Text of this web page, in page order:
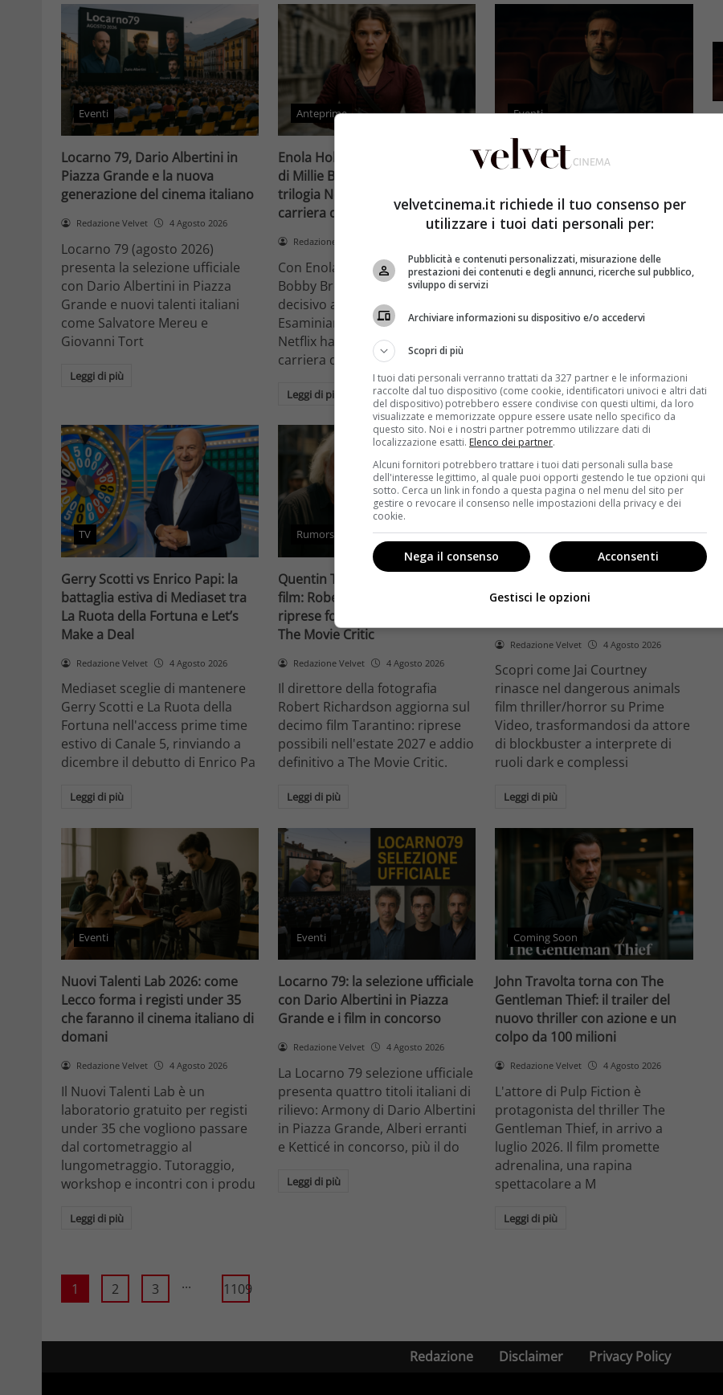
Eventi
Locarno 79, Dario Albertini in
Piazza Grande e la nuova
generazione del cinema italiano
Redazione Velvet 4 Agosto 2026
Locarno 79 (agosto 2026)
presenta la selezione ufficiale
con Dario Albertini in Piazza
Grande e nuovi talenti italiani
come Salvatore Mereu e
Giovanni Tort
Leggi di più
Anteprime
Enola Holmes 3 e il grande salto
di Millie Bobby Brown: come la
trilogia Netflix ha stravolto la
carriera di una star
Redazione Velvet
Con Enola Holmes 3, Millie
Bobby Brown compie un salto
decisivo a Hollywood.
Esaminiamo come la trilogia
Netflix ha trasformato la sua
carriera da attrice
Leggi di più
Eventi
Al cinema italiano manca una
Ciné di Riccione su opere prime
e genere
Il cinema italiano opere prime
ricambio generazionale e
Leggi di più
TV
Gerry Scotti vs Enrico Papi: la
battaglia estiva di Mediaset tra
La Ruota della Fortuna e Let’s
Make a Deal
Redazione Velvet 4 Agosto 2026
Mediaset sceglie di mantenere
Gerry Scotti e La Ruota della
Fortuna nell'access prime time
estivo di Canale 5, rinviando a
dicembre il debutto di Enrico Pa
Leggi di più
Rumors
Quentin Tarantino e il decimo
film: Robert Richardson rivela
riprese forse nel 2027 e l’addio a
The Movie Critic
Redazione Velvet 4 Agosto 2026
Il direttore della fotografia
Robert Richardson aggiorna sul
decimo film Tarantino: riprese
possibili nell'estate 2027 e addio
definitivo a The Movie Critic.
Leggi di più
Anteprime
Dangerous Animals su Prime
Redazione Velvet 4 Agosto 2026
Scopri come Jai Courtney
rinasce nel dangerous animals
film thriller/horror su Prime
Video, trasformandosi da attore
di blockbuster a interprete di
ruoli dark e complessi
Leggi di più
Eventi
Nuovi Talenti Lab 2026: come
Lecco forma i registi under 35
che faranno il cinema italiano di
domani
Redazione Velvet 4 Agosto 2026
Il Nuovi Talenti Lab è un
laboratorio gratuito per registi
under 35 che vogliono passare
dal cortometraggio al
lungometraggio. Tutoraggio,
workshop e incontri con i produ
Leggi di più
Eventi
Locarno 79: la selezione ufficiale
con Dario Albertini in Piazza
Grande e i film in concorso
Redazione Velvet 4 Agosto 2026
La Locarno 79 selezione ufficiale
presenta quattro titoli italiani di
rilievo: Armony di Dario Albertini
in Piazza Grande, Alberi erranti
e Ketticé in concorso, più il do
Leggi di più
Coming Soon
John Travolta torna con The
Gentleman Thief: il trailer del
nuovo thriller con azione e un
colpo da 100 milioni
Redazione Velvet 4 Agosto 2026
L'attore di Pulp Fiction è
protagonista del thriller The
Gentleman Thief, in arrivo a
luglio 2026. Il film promette
adrenalina, una rapina
spettacolare a M
Leggi di più
1 2 3 ... 1109
Redazione Disclaimer Privacy Policy
velvetcinema.it richiede il tuo consenso per
utilizzare i tuoi dati personali per:
Pubblicità e contenuti personalizzati, misurazione delle
prestazioni dei contenuti e degli annunci, ricerche sul pubblico,
sviluppo di servizi
Archiviare informazioni su dispositivo e/o accedervi
Scopri di più
I tuoi dati personali verranno trattati da 327 partner e le informazioni
raccolte dal tuo dispositivo (come cookie, identificatori univoci e altri dati
del dispositivo) potrebbero essere condivise con questi ultimi, da loro
visualizzate e memorizzate oppure essere usate nello specifico da
questo sito. Noi e i nostri partner potremmo utilizzare dati di
localizzazione esatti. Elenco dei partner.
Alcuni fornitori potrebbero trattare i tuoi dati personali sulla base
dell'interesse legittimo, al quale puoi opporti gestendo le tue opzioni qui
sotto. Cerca un link in fondo a questa pagina o nel menu del sito per
gestire o revocare il consenso nelle impostazioni della privacy e dei
cookie.
Acconsenti
Nega il consenso
Gestisci le opzioni